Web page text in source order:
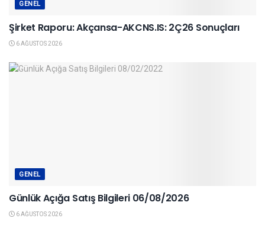
GENEL
Şirket Raporu: Akçansa-AKCNS.IS: 2Ç26 Sonuçları
6 AĞUSTOS 2026
GENEL
Günlük Açığa Satış Bilgileri 06/08/2026
6 AĞUSTOS 2026